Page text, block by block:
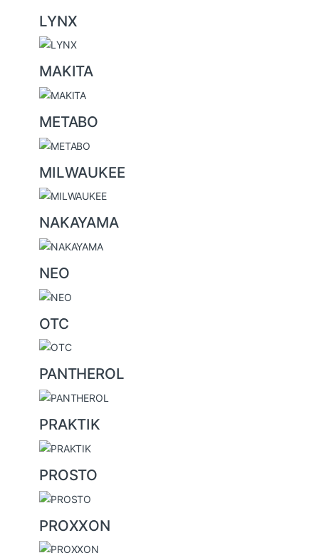
LYNX
MAKITA
METABO
MILWAUKEE
NAKAYAMA
NEO
OTC
PANTHEROL
PRAKTIK
PROSTO
PROXXON